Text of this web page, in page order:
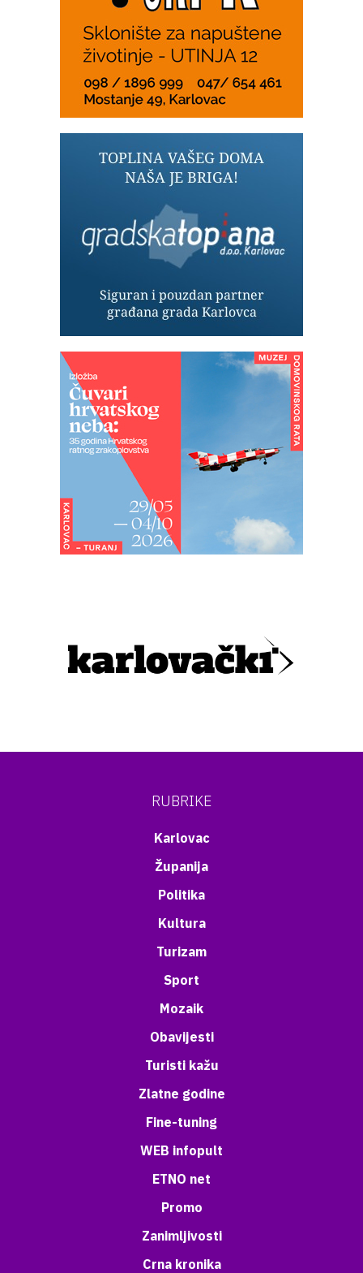
RUBRIKE
Karlovac
Županija
Politika
Kultura
Turizam
Sport
Mozaik
Obavijesti
Turisti kažu
Zlatne godine
Fine-tuning
WEB infopult
ETNO net
Promo
Zanimljivosti
Crna kronika